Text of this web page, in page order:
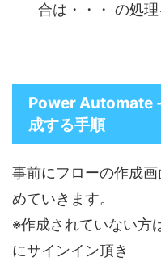
合は・・・ の処理
Power Automate
成する手順
事前にフローの作成
めていきます。
※作成されていない
にサインイン頂き